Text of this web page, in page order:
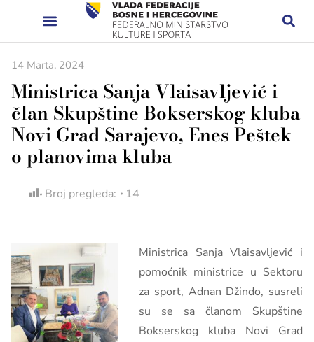
14 Marta, 2024
Ministrica Sanja Vlaisavljević i
član Skupštine Bokserskog kluba
Novi Grad Sarajevo, Enes Peštek
o planovima kluba
Broj pregleda: 14
Ministrica Sanja Vlaisavljević i
pomoćnik ministrice u Sektoru
za sport, Adnan Džindo, susreli
su se sa članom Skupštine
Bokserskog kluba Novi Grad